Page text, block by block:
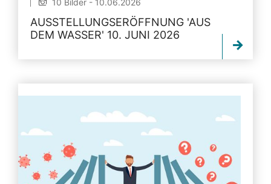
10 Bilder - 10.06.2026
AUSSTELLUNGSERÖFFNUNG 'AUS
DEM WASSER' 10. JUNI 2026